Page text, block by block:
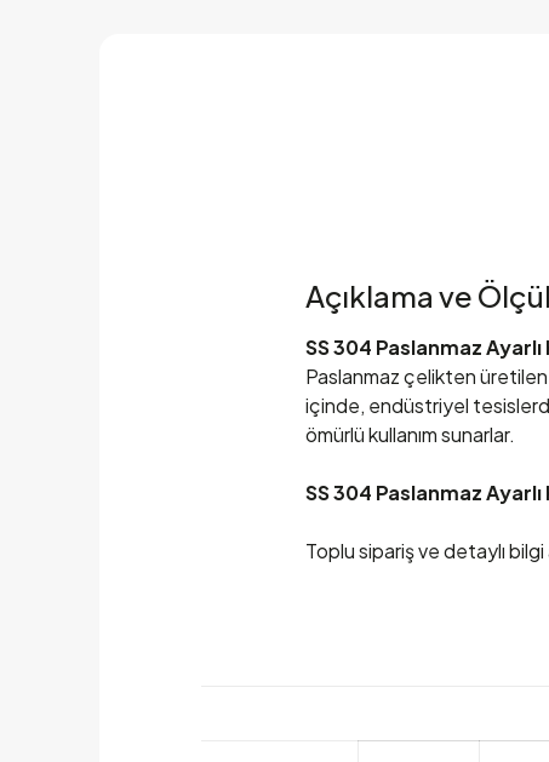
Açıklama ve
SS 304 Paslanmaz
Paslanmaz çelikten
içinde, endüstriyel
ömürlü kullanım sunarlar.
SS 304 Paslanmaz
Toplu sipariş ve detaylı